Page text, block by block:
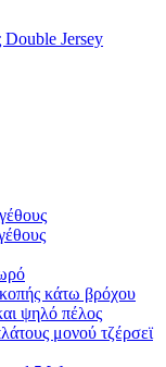
Double Jersey
κάτω βρόχου
ψηλό πέλος
μονού τζέρσεϊ